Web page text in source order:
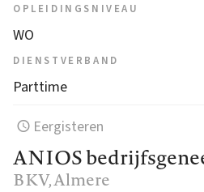
OPLEIDINGSNIVEAU
WO
DIENSTVERBAND
Parttime
Eergisteren
ANIOS
BKV, Almere